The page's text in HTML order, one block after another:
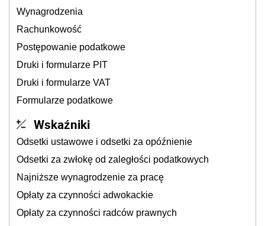
Wynagrodzenia
Rachunkowość
Postępowanie podatkowe
Druki i formularze PIT
Druki i formularze VAT
Formularze podatkowe
Wskaźniki
Odsetki ustawowe i odsetki za opóźnienie
Odsetki za zwłokę od zaległości podatkowych
Najniższe wynagrodzenie za pracę
Opłaty za czynności adwokackie
Opłaty za czynności radców prawnych